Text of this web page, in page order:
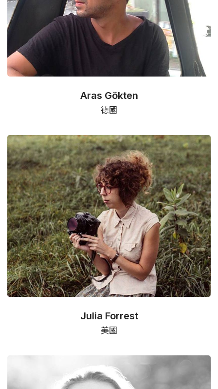
Aras Gökten
德國
Julia Forrest
美國